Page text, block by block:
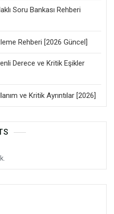
Soru Bankası Rehberi
Rehberi [2026 Güncel]
Derece ve Kritik Eşikler
ve Kritik Ayrıntılar [2026]